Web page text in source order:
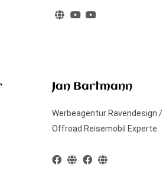
Jan Bartmann
Werbeagentur Ravendesign /
Offroad Reisemobil Experte